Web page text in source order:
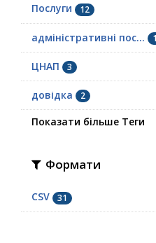
Послуги 12
адміністративні пос...
ЦНАП 3
довідка 2
Показати більше Теги
Формати
CSV 31